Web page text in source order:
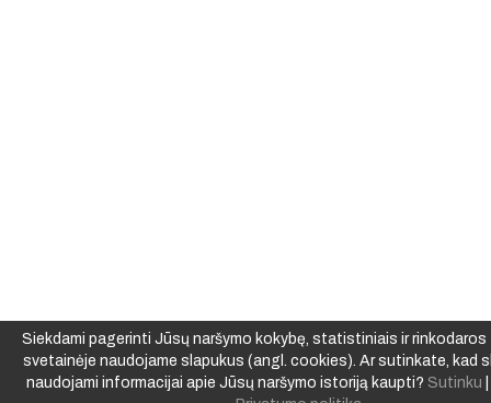
Siekdami pagerinti Jūsų naršymo kokybę, statistiniais ir
svetainėje naudojame slapukus (angl. cookies). Ar sutinkate, kad
naudojami informacijai apie Jūsų naršymo istoriją kaupti? Sutinku